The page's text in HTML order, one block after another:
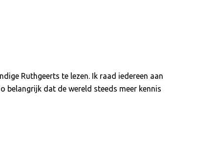
Ruthgeerts te lezen. Ik raad iedereen aan
belangrijk dat de wereld steeds meer kennis